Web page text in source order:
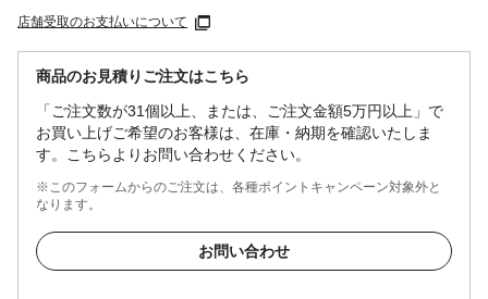
店舗受取のお支払いについて
商品のお見積りご注文はこちら
「ご注文数が31個以上、または、ご注文金額5万円以上」で
お買い上げご希望のお客様は、在庫・納期を確認いたしま
す。こちらよりお問い合わせください。
※このフォームからのご注文は、各種ポイントキャンペーン対象外と
なります。
お問い合わせ